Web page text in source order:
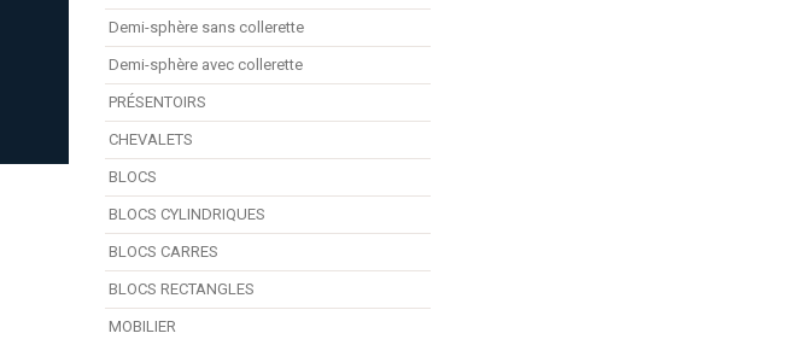
Demi-sphère sans collerette
Demi-sphère avec collerette
PRÉSENTOIRS
CHEVALETS
BLOCS
BLOCS CYLINDRIQUES
BLOCS CARRES
BLOCS RECTANGLES
MOBILIER